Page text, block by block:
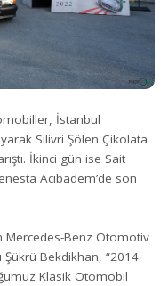
İstanbul
Silivri Şölen Çikolata
İkinci gün ise Sait
Acıbadem’de son
Mercedes-Benz Otomotiv
Bekdikhan, “2014
Klasik Otomobil